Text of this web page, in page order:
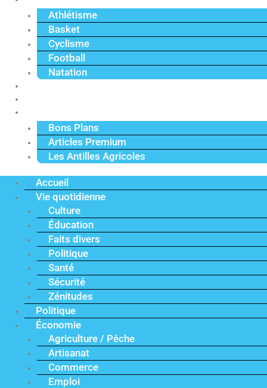
Athlétisme
Basket
Cyclisme
Football
Natation
Bons Plans
Articles Premium
Les Antilles Agricoles
Accueil
Vie quotidienne
Culture
Éducation
Faits divers
Politique
Santé
Sécurité
Zénitudes
Politique
Économie
Agriculture / Pêche
Artisanat
Commerce
Emploi